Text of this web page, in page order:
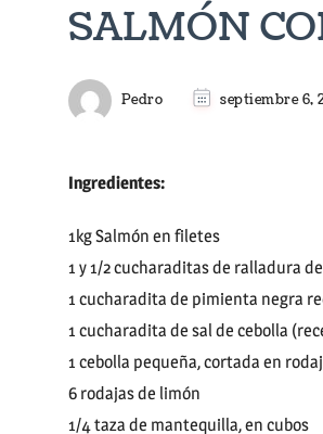
SALMÓN
Pedro septiembre 6,
Ingredientes:
1kg Salmón en filetes
1 y 1/2 cucharaditas de ralladura
1 cucharadita de pimienta negra
1 cucharadita de sal de cebolla
1 cebolla pequeña, cortada en
6 rodajas de limón
1/4 taza de mantequilla, en cubos